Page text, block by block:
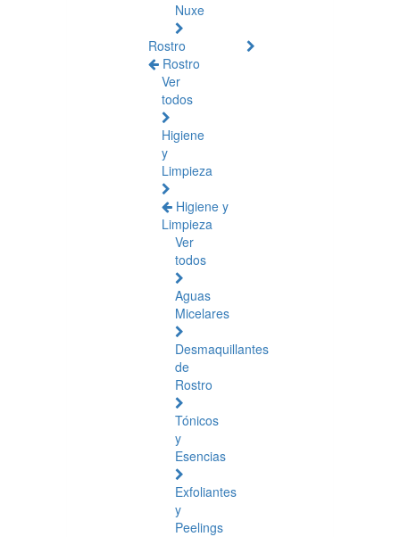
Nuxe
Rostro
Rostro
Ver
todos
Higiene
y
Limpieza
Higiene y
Limpieza
Ver
todos
Aguas
Micelares
Desmaquillantes
de
Rostro
Tónicos
y
Esencias
Exfoliantes
y
Peelings